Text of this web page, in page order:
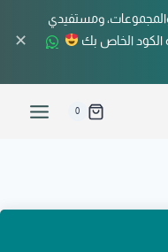
والمجموعات، ومستفيدي
الكود الخاص بك
✕
0